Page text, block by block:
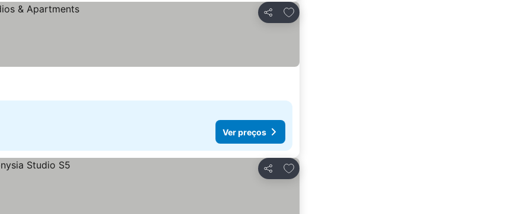
Partilhar
Adicionar aos favoritos
Ver preços
Partilhar
Adicionar aos favoritos